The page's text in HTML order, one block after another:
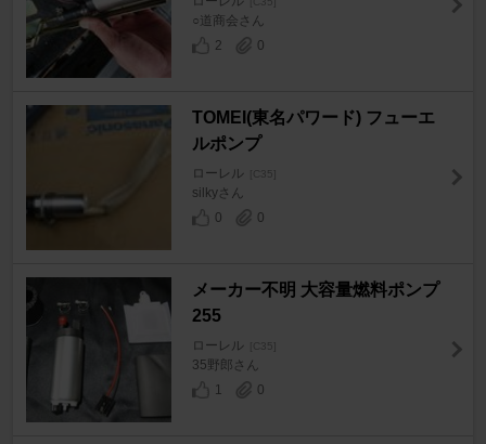
○道商会さん
2
0
TOMEI(東名パワード) フューエ
ルポンプ
ローレル [C35]
silkyさん
0
0
メーカー不明 大容量燃料ポンプ
255
ローレル [C35]
35野郎さん
1
0